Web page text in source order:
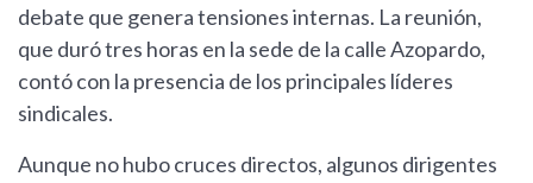
debate que genera tensiones internas. La reunión,
que duró tres horas en la sede de la calle Azopardo,
contó con la presencia de los principales líderes
sindicales.
Aunque no hubo cruces directos, algunos dirigentes